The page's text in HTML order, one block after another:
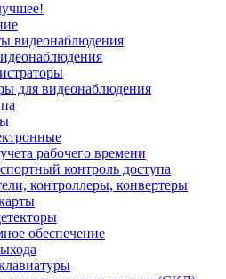
видеонаблюдения
для видеонаблюдения
рабочего времени
контроль доступа
контроллеры, конвертеры
обеспечение